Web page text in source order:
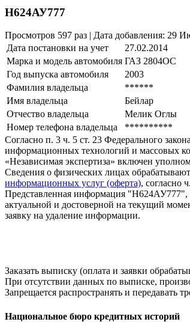
Н624АУ777
Просмотров 597 раз | Дата добавления: 29
Дата постановки на учет
27.02.2014
Марка и модель автомобиля ГАЗ 2804ОС
Год выпуска автомобиля
2003
Фамилия владельца
******
Имя владельца
Бейлар
Отчество владельца
Мелик Оглы
Номер телефона владельца
**********
Согласно п. 3 ч. 5 ст. 23 Федерального
информационных технологий и массовых
«Независимая экспертиза» включен
Сведения о физических лицах
информационных услуг (оферта), согласно
Представленная информация "Н624АУ777",
актуальной и достоверной на текущий
заявку на удаление информации.
Заказать выписку (оплата и заявки
При отсутствии данных по выписке,
Запрещается распространять и
Национальное бюро кредитных историй